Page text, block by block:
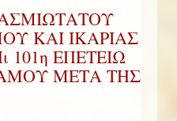
ΚΑΙ ΙΚΑΡΙΑΣ
101η ΕΠΕΤΕΙΩ
ΜΕΤΑ ΤΗΣ